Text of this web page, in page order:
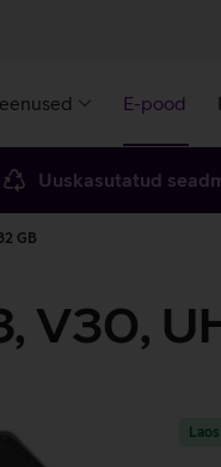
E-pood
Uuskasutatud
GB
V30,
Laos